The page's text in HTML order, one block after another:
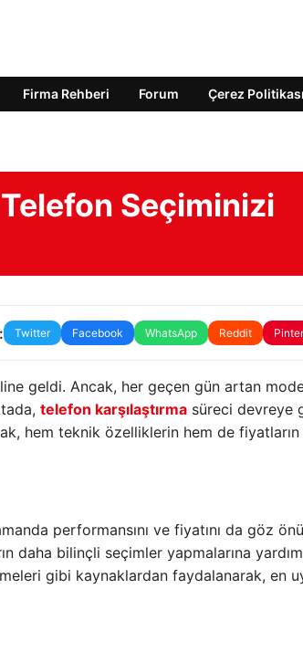
Firma Rehberi Forum Çerez Politikası
Telefon Seçiminizi
Twitter Facebook WhatsApp Reddit
geldi. Ancak, her geçen gün artan
telefon karşılaştırma süreci devreye
hem teknik özelliklerin hem de fiyatların
performansını ve fiyatını da göz
daha bilinçli seçimler yapmalarına
gibi kaynaklardan faydalanarak, en